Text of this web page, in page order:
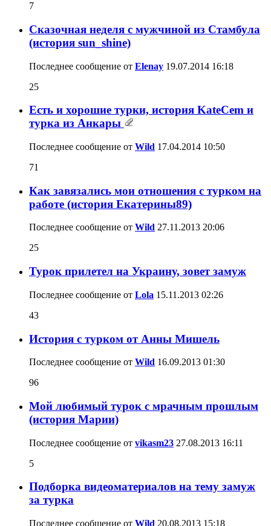
7
Сказочная неделя с мужчиной из Стамбула
(история sun_shine)
Последнее сообщение от Elenay 19.07.2014 16:18
25
Есть и хорошие турки, история KateCem и
турка из Анкары
Последнее сообщение от Wild 17.04.2014 10:50
71
Как завязались мои отношения с турком на
работе (история Екатерины89)
Последнее сообщение от Wild 27.11.2013 20:06
25
Турок прилетел на Украину, зовет замуж
Последнее сообщение от Lola 15.11.2013 02:26
43
История с турком от Анны Мишель
Последнее сообщение от Wild 16.09.2013 01:30
96
Мой любимый турок с мрачным прошлым
(история Марии)
Последнее сообщение от vikasm23 27.08.2013 16:11
5
Подборка видеоматериалов на тему замуж
за турка
Последнее сообщение от Wild 20.08.2013 15:18